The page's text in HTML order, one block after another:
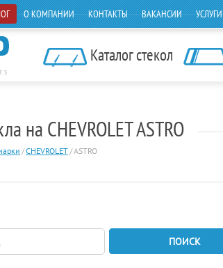
О КОМПАНИИ КОНТАКТЫ ВАКАНСИИ УСЛУГИ
Каталог стекол
на CHEVROLET ASTRO
/CHEVROLET/ASTRO
ПОИСК